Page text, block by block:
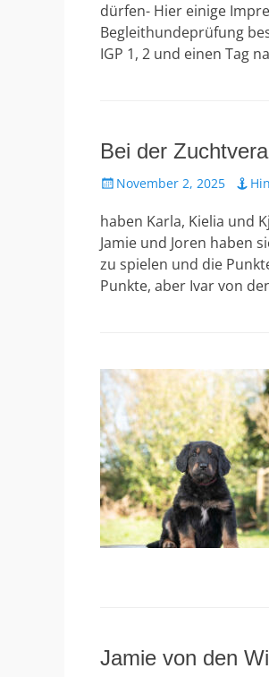
dürfen- Hier einige
Begleithundeprüfung
IGP 1, 2 und einen Tag
Bei der
Veröffentlicht
November 2, 2025
haben Karla, Kielia und
Jamie und Joren haben
zu spielen und die
Punkte, aber Ivar von
Jamie von den